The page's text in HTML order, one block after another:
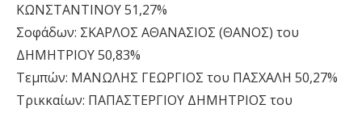
ΚΩΝΣΤΑΝΤΙΝΟΥ 51,27%
Σοφάδων: ΣΚΑΡΛΟΣ ΑΘΑΝΑΣΙΟΣ (ΘΑΝΟΣ) του
ΔΗΜΗΤΡΙΟΥ 50,83%
Τεμπών: ΜΑΝΩΛΗΣ ΓΕΩΡΓΙΟΣ του ΠΑΣΧΑΛΗ 50,27%
Τρικκαίων: ΠΑΠΑΣΤΕΡΓΙΟΥ ΔΗΜΗΤΡΙΟΣ του